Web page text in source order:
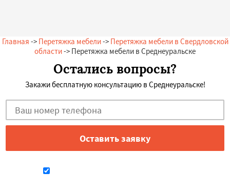
Главная -> Перетяжка мебели-> Перетяжка мебели в Свердловской
области-> Перетяжка мебели в Среднеуральске
Остались вопросы?
Закажи бесплатную консультацию в Среднеуральске!